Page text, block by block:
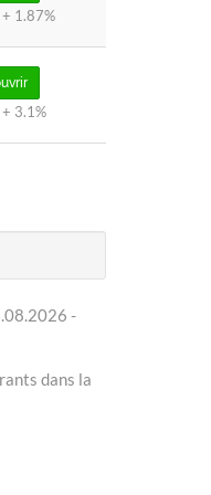
1.87%
3.1%
-
dans la